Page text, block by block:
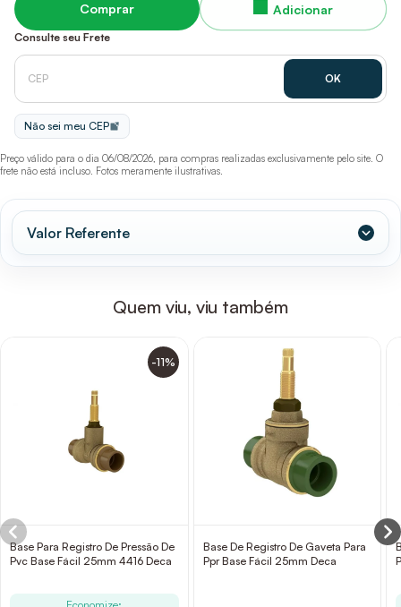
Comprar
Consulte seu Frete
Não sei meu CEP
Preço válido para o dia 06/08/2026, para compras realizadas exclusivamente pelo site. O
frete não está incluso. Fotos meramente ilustrativas.
Valor Referente
Quem viu, viu também
-11%
Base Para Registro De Pressão De
Pvc Base Fácil 25mm 4416 Deca
Base De Registro De Gaveta Para
Ppr Base Fácil 25mm Deca